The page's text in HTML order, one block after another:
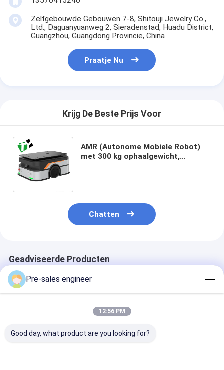
Zelfgebouwde Gebouwen 7-8, Shitouji Jewelry Co.,
Ltd., Daguanyuanweg 2, Sieradenstad, Huadu District,
Guangzhou, Guangdong Provincie, China
Praatje Nu
Krijg De Beste Prijs Voor
AMR (Autonome Mobiele Robot)
met 300 kg ophaalgewicht,
Chatten
Geadviseerde Producten
Pre-sales engineer
12:56 PM
Good day, what product are you looking for?